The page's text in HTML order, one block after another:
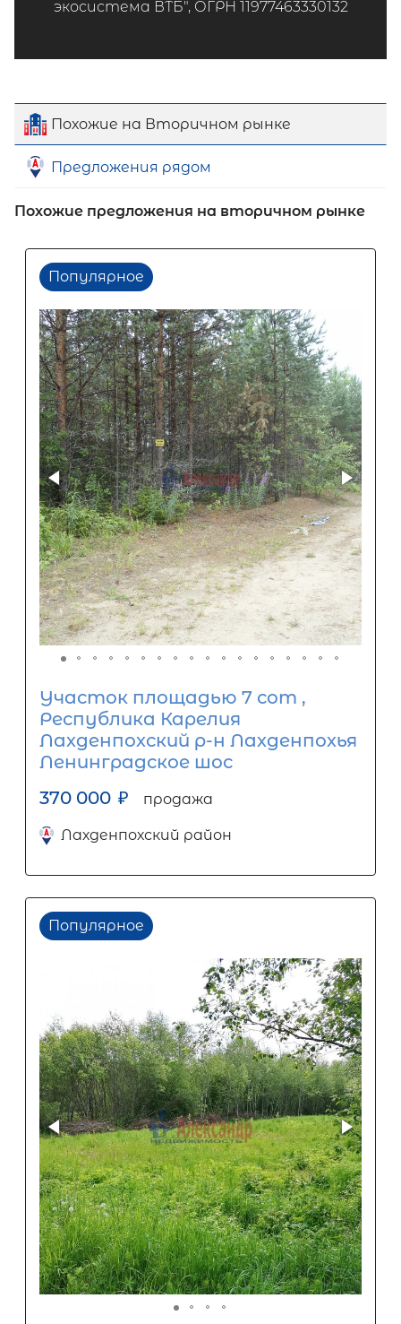
экосистема ВТБ", ОГРН 11977463330132
Похожие на Вторичном рынке
Предложения рядом
Похожие предложения на вторичном рынке
Популярное
Участок площадью 7 сот ,
Республика Карелия
Лахденпохский р-н Лахденпохья
Ленинградское шос
370 000 ₽ продажа
Лахденпохский район
Популярное